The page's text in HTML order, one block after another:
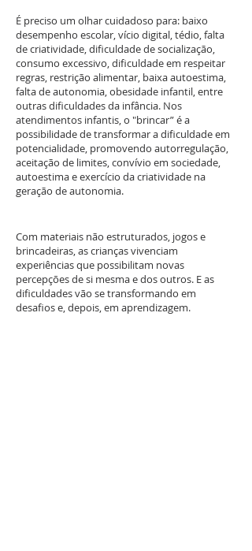
É preciso um olhar cuidadoso para: baixo
desempenho escolar, vício digital, tédio, falta
de criatividade, dificuldade de socialização,
consumo excessivo, dificuldade em respeitar
regras, restrição alimentar, baixa autoestima,
falta de autonomia, obesidade infantil, entre
outras dificuldades da infância. Nos
atendimentos infantis, o "brincar” é a
possibilidade de transformar a dificuldade em
potencialidade, promovendo autorregulação,
aceitação de limites, convívio em sociedade,
autoestima e exercício da criatividade na
geração de autonomia.
Com materiais não estruturados, jogos e
brincadeiras, as crianças vivenciam
experiências que possibilitam novas
percepções de si mesma e dos outros. E as
dificuldades vão se transformando em
desafios e, depois, em aprendizagem.